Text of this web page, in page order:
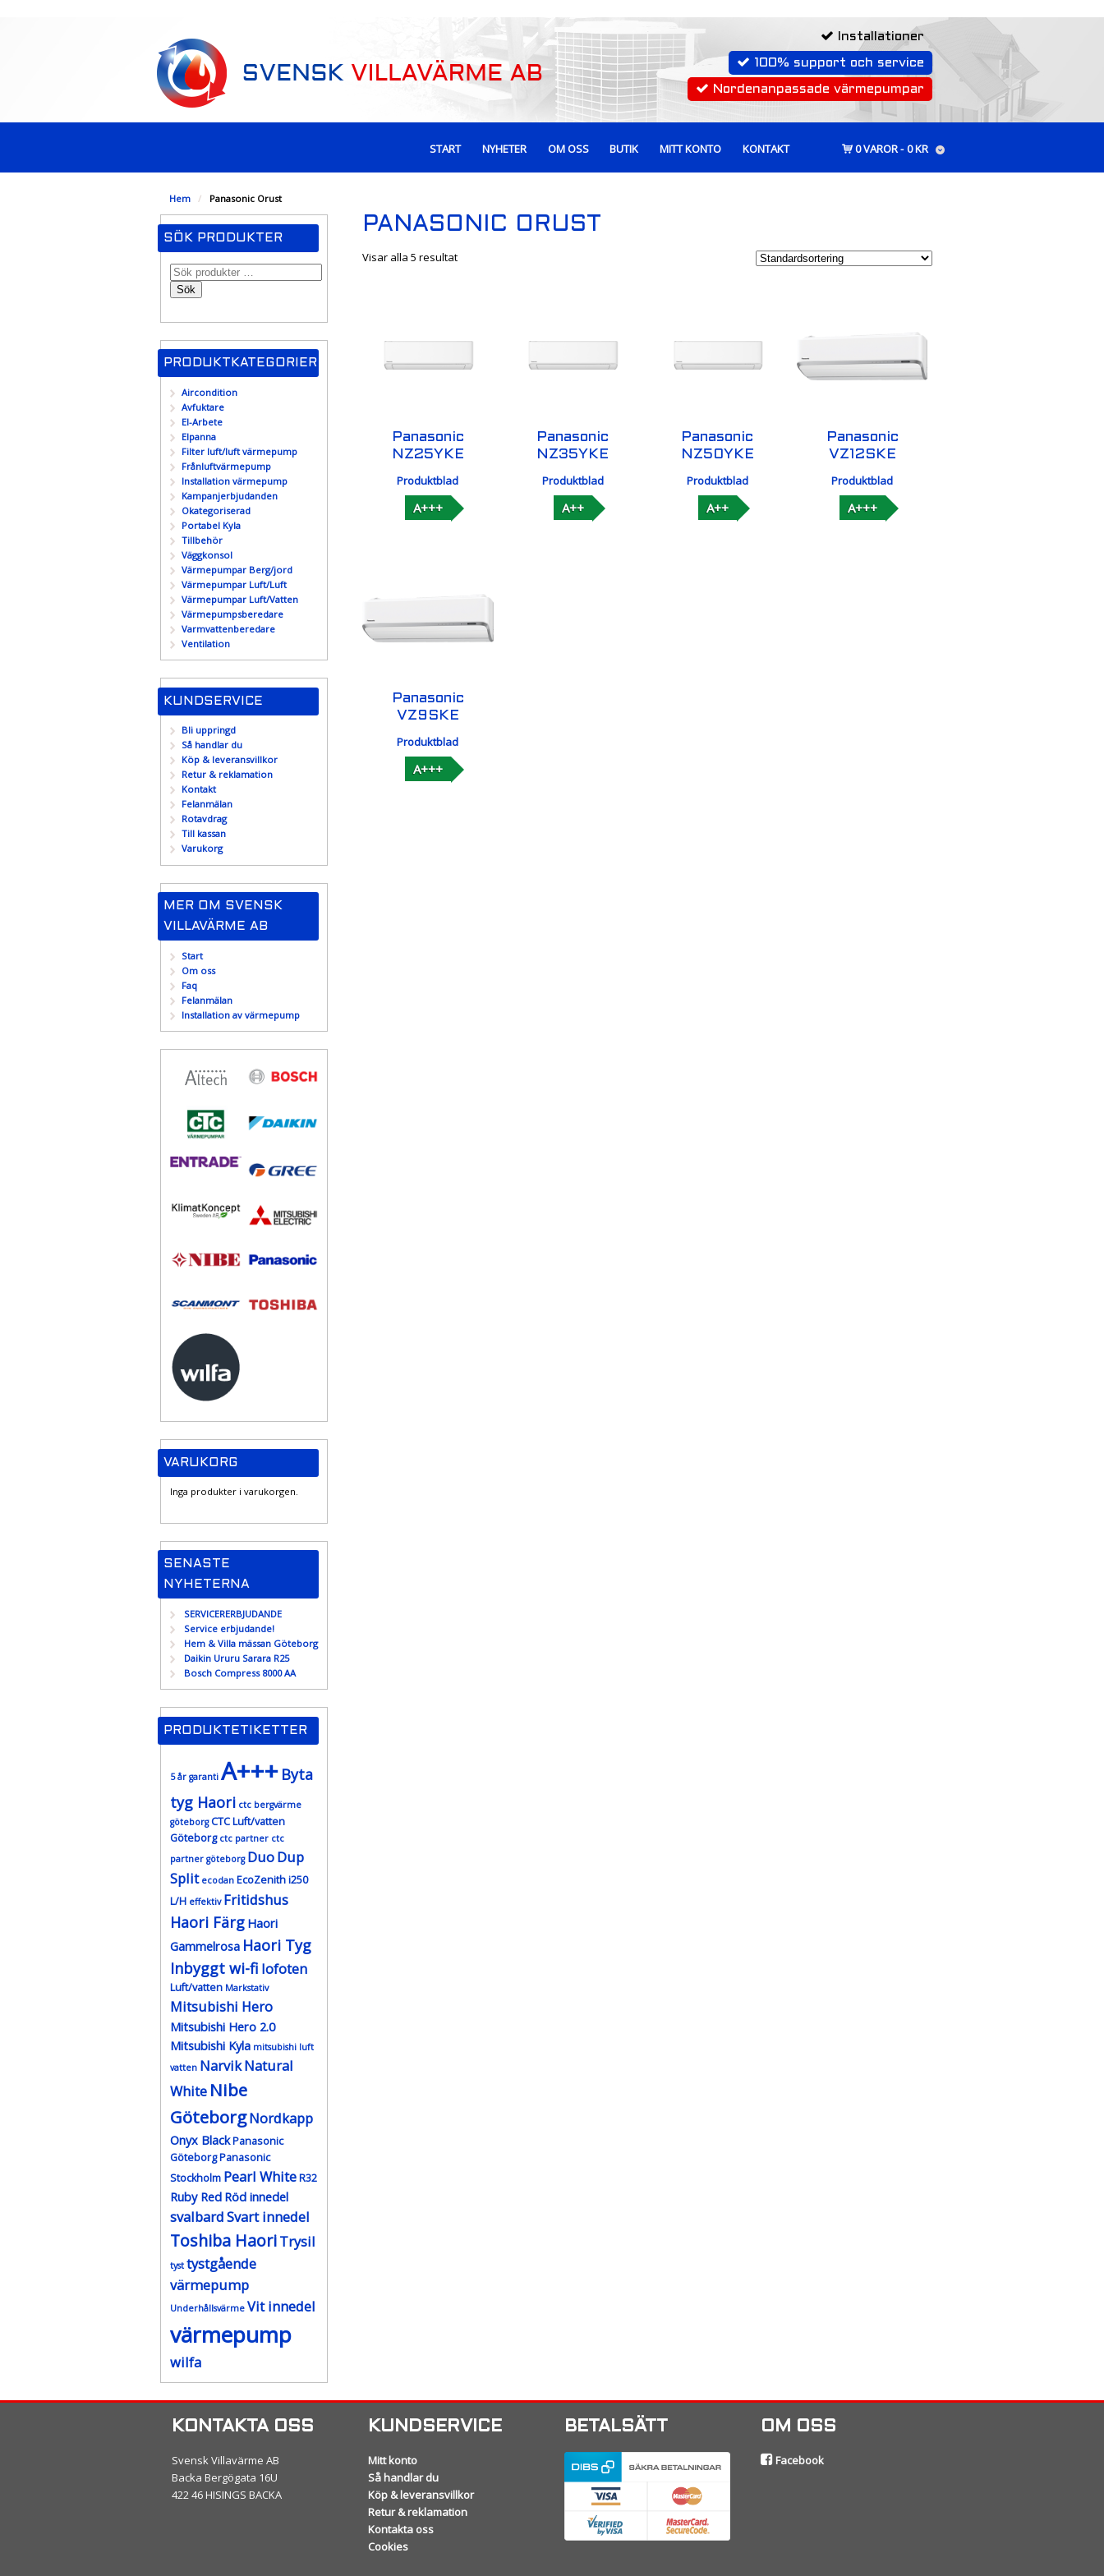
Installationer
100% support och service
Nordenanpassade värmepumpar
START NYHETER OM OSS BUTIK MITT KONTO KONTAKT 0 VAROR 0 KR
Hem / Panasonic Orust
PANASONIC ORUST
Visar alla 5 resultat
Panasonic
NZ25YKE
Produktblad
A+++
Panasonic
NZ35YKE
Produktblad
A++
Panasonic
NZ50YKE
Produktblad
A++
Panasonic
VZ12SKE
Produktblad
A+++
Panasonic
VZ9SKE
Produktblad
A+++
SÖK PRODUKTER
Sök
PRODUKTKATEGORIER
Aircondition
Avfuktare
El-Arbete
Elpanna
Filter luft/luft värmepump
Frånluftvärmepump
Installation värmepump
Kampanjerbjudanden
Okategoriserad
Portabel Kyla
Tillbehör
Väggkonsol
Värmepumpar Berg/jord
Värmepumpar Luft/Luft
Värmepumpar Luft/Vatten
Värmepumpsberedare
Varmvattenberedare
Ventilation
KUNDSERVICE
Bli uppringd
Så handlar du
Köp & leveransvillkor
Retur & reklamation
Kontakt
Felanmälan
Rotavdrag
Till kassan
Varukorg
MER OM SVENSK
VILLAVÄRME AB
Start
Om oss
Faq
Felanmälan
Installation av värmepump
VARUKORG
Inga produkter i varukorgen.
SENASTE
NYHETERNA
SERVICERERBJUDANDE
Service erbjudande!
Hem & Villa mässan Göteborg
Daikin Ururu Sarara R25
Bosch Compress 8000 AA
PRODUKTETIKETTER
5 år garanti A+++ Byta
tyg Haori ctc bergvärme
göteborg CTC Luft/vatten
Göteborg ctc partner ctc
partner göteborg DuoDup
Split ecodan EcoZenith i250
L/H effektiv Fritidshus
Haori Färg Haori
Gammelrosa Haori Tyg
Inbyggt wi-fi lofoten
Luft/vatten Markstativ
Mitsubishi Hero
Mitsubishi Hero 2.0
Mitsubishi Kyla mitsubishi luft
vatten NarvikNatural
White Nibe
GöteborgNordkapp
Onyx Black Panasonic
Göteborg Panasonic
Stockholm Pearl White R32
Ruby Red Röd innedel
svalbardSvart innedel
Toshiba HaoriTrysil
tyst tystgående
värmepump
Underhållsvärme Vit innedel
värmepump
wilfa
KONTAKTA OSS
Svensk Villavärme AB
Backa Bergögata 16U
422 46 HISINGS BACKA
KUNDSERVICE
Mitt konto
Så handlar du
Köp & leveransvillkor
Retur & reklamation
Kontakta oss
Cookies
BETALSÄTT OM OSS
Facebook